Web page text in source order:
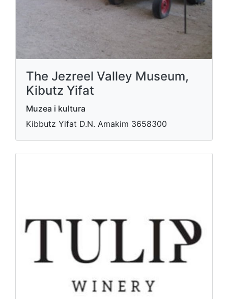
The Jezreel Valley Museum,
Kibutz Yifat
Muzea i kultura
Ki​bbutz Yifat D.N. Amakim 3658300